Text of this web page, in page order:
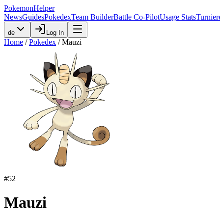
PokemonHelper
NewsGuidesPokedexTeam BuilderBattle Co-PilotUsage Stats
de Log In
Home / Pokedex / Mauzi
#52
Mauzi